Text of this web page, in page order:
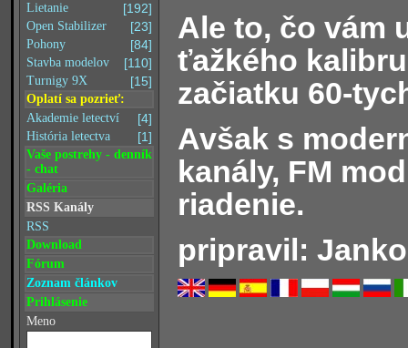
[192]
Lietanie
[23]
Open Stabilizer
[84]
Pohony
[110]
Stavba modelov
[15]
Turnigy 9X
Oplatí sa pozrieť:
[4]
Akademie letectví
[1]
História letectva
Vaše postrehy - denník
- chat
Galéria
RSS Kanály
RSS
Download
Fórum
Zoznam článkov
Prihlásenie
Meno
Ale to, čo vám
ťažkého
začiatku 60-
Avšak s
kanály, FM
riadenie.
pripravil: